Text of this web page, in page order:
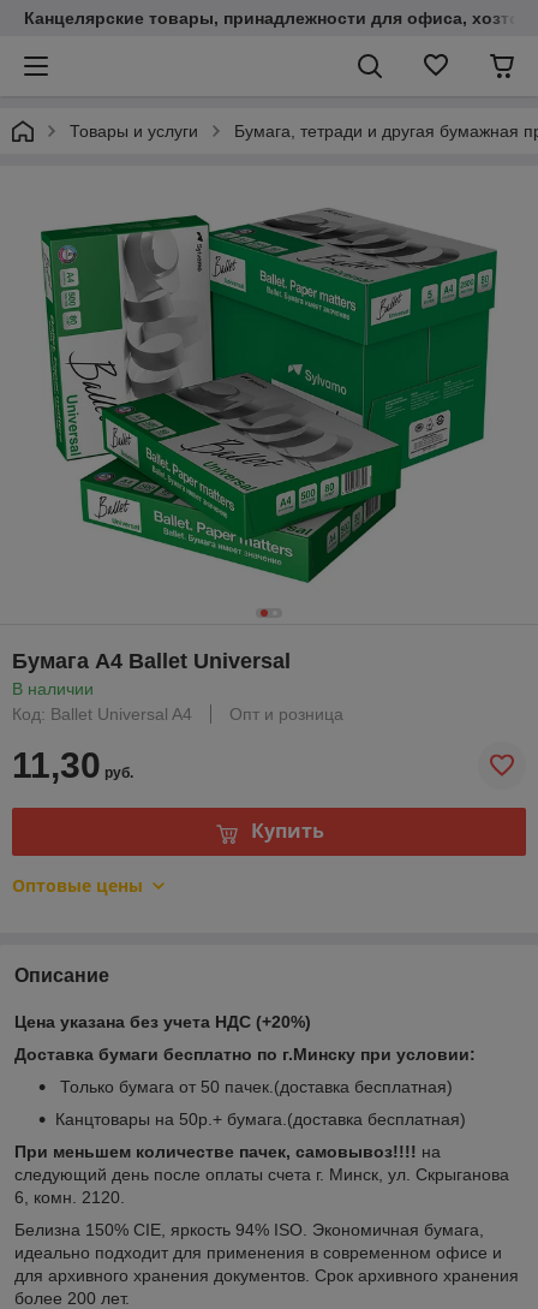
Канцелярские товары, принадлежности для офиса,
Товары и услуги Бумага, тетради и другая бумажная
Бумага А4 Ballet Universal
В наличии
Код: Ballet Universal A4
Опт и розница
11,30 руб.
Купить
Оптовые цены
Описание
Цена указана без учета НДС (+20%)
Доставка бумаги бесплатно по г.Минску при условии:
Только бумага от 50 пачек. (доставка бесплатная)
Канцтовары на 50р.+ бумага. (доставка бесплатная)
При меньшем количестве пачек, самовывоз!!!! на
следующий день после оплаты счета г. Минск, ул. Скрыганова
6, комн. 2120.
Белизна 150% CIE, яркость 94% ISO. Экономичная бумага,
идеально подходит для применения в современном офисе и
для архивного хранения документов. Срок архивного хранения
более 200 лет.